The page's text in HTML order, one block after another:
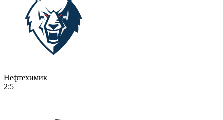
Нефтехимик
2:5